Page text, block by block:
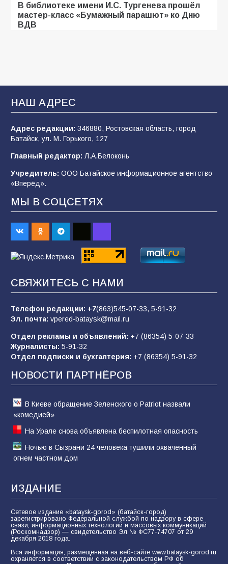
В библиотеке имени И.С. Тургенева прошёл
мастер-класс «Бумажный парашют» ко Дню
ВДВ
образовательного кластера
106 05.08.2026
«Мобилизация или набор?» Что на самом
деле происходит в армии России в августе
2026 года
101 03.08.2026
В Батайске продолжаются дорожные работы
98 04.08.2026
пропагандистский вброс
«Слухами Москву не возьмёшь»: почему
заявления Киева о мобилизации — это
отчаяние, а не разведка
81 02.08.2026
НАШ АДРЕС
Адрес редакции: 346880, Ростовская область, город
Батайск, ул. М. Горького, 127
Главный редактор: Л.А.Белоконь
Учредитель: ООО Батайское информационное агентство
«Вперёд».
МЫ В СОЦСЕТЯХ
СВЯЖИТЕСЬ С НАМИ
Телефон редакции: +7(863)545-07-33, 5-91-32
Эл. почта: vpered-bataysk@mail.ru
Отдел рекламы и объявлений: +7 (86354) 5-07-33
Журналисты: 5-91-32
Отдел подписки и бухгалтерия: +7 (86354) 5-91-32
НОВОСТИ ПАРТНЁРОВ
В Киеве обращение Зеленского о Patriot назвали
«комедией»
На Урале снова объявлена беспилотная опасность
Ночью в Сызрани 24 человека тушили охваченный
огнем частном дом
ИЗДАНИЕ
Сетевое издание «bataysk-gorod» (батайск-город)
зарегистрировано Федеральной службой по надзору в сфере
связи, информационных технологий и массовых коммуникаций
(Роскомнадзор) — свидетельство Эл № ФС77-74707 от 29
декабря 2018 года.
Вся информация, размещенная на веб-сайте www.bataysk-gorod.ru
охраняется в соответствии с законодательством РФ об